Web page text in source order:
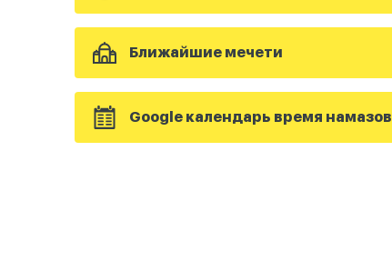
Ближайшие мечети
Google календарь время намазов